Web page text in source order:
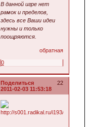
В данной игре нет
рамок и пределов,
здесь все Ваши идеи
нужны и только
поощряются.
обратная
0
Поделиться
22
2011-02-03 11:53:18